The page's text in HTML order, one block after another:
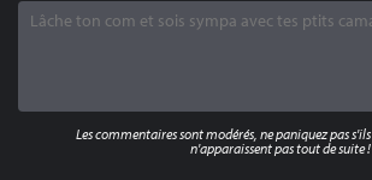
Les commentaires sont modérés, ne paniquez pas s'ils
n'apparaissent pas tout de suite !